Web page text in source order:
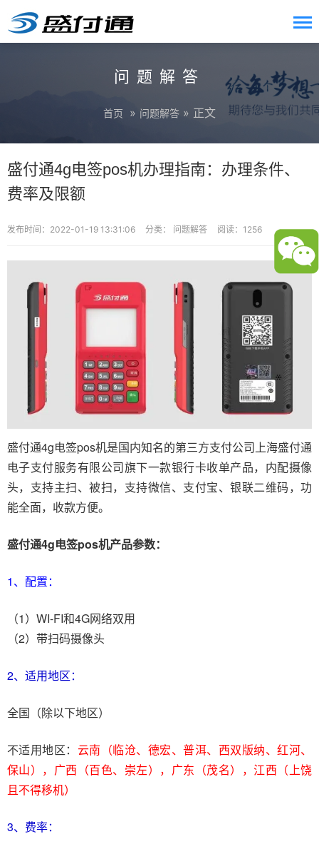
问题解答
首页 » 问题解答 » 正文
盛付通4g电签pos机办理指南：办理条件、
费率及限额
发布时间：2022-01-19 13:31:06 分类： 问题解答 阅读：1256
盛付通4g电签pos机是国内知名的第三方支付公司上海盛付通
电子支付服务有限公司旗下一款银行卡收单产品，内配摄像
头，支持主扫、被扫，支持微信、支付宝、银联二维码，功
能全面，收款方便。
盛付通4g电签pos机产品参数：
1、配置：
（1）WI-FI和4G网络双用
（2）带扫码摄像头
2、适用地区：
全国（除以下地区）
不适用地区： 云南（临沧、德宏、普洱、西双版纳、红河、
保山），广西（百色、崇左），广东（茂名），江西（上饶
且不得移机）
3、费率：